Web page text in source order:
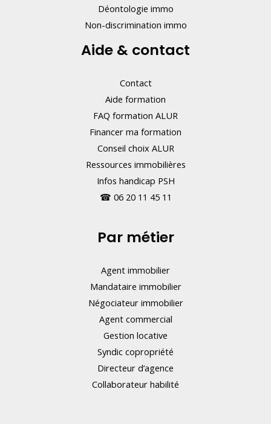
Déontologie immo
Non-discrimination immo
Aide & contact
Contact
Aide formation
FAQ formation ALUR
Financer ma formation
Conseil choix ALUR
Ressources immobilières
Infos handicap PSH
☎ 06 20 11 45 11
Par métier
Agent immobilier
Mandataire immobilier
Négociateur immobilier
Agent commercial
Gestion locative
Syndic copropriété
Directeur d’agence
Collaborateur habilité